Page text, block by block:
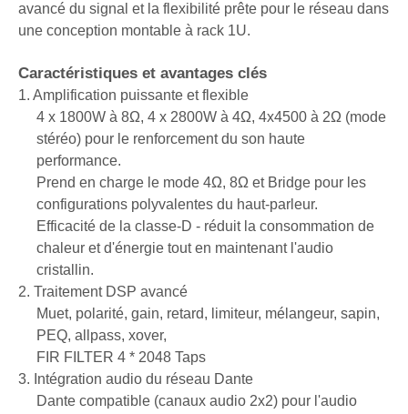
avancé du signal et la flexibilité prête pour le réseau dans
une conception montable à rack 1U.
Caractéristiques et avantages clés
1. Amplification puissante et flexible
4 x 1800W à 8Ω, 4 ​​x 2800W à 4Ω, 4x4500 à 2Ω (mode
stéréo) pour le renforcement du son haute
performance.
Prend en charge le mode 4Ω, 8Ω et Bridge pour les
configurations polyvalentes du haut-parleur.
Efficacité de la classe-D - réduit la consommation de
chaleur et d'énergie tout en maintenant l'audio
cristallin.
2. Traitement DSP avancé
Muet, polarité, gain, retard, limiteur, mélangeur, sapin,
PEQ, allpass, xover,
FIR FILTER 4 * 2048 Taps
3. Intégration audio du réseau Dante
Dante compatible (canaux audio 2x2) pour l'audio